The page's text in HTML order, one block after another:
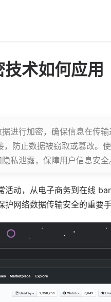
术如何应用
进行加密，确保信息在传
防止数据被窃取或篡改。
私泄露，保障用户信息安全
活动，从电子商务到在线
网络数据传输安全的重要